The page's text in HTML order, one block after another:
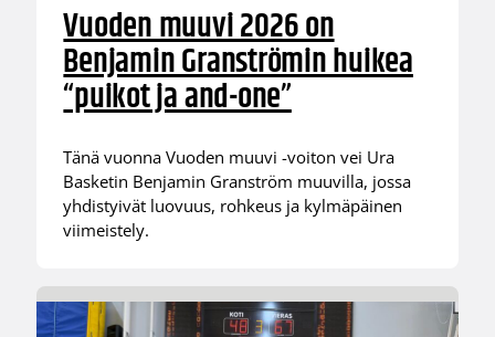
Vuoden muuvi 2026 on
Benjamin Granströmin huikea
“puikot ja and-one”
Tänä vuonna Vuoden muuvi -voiton vei Ura
Basketin Benjamin Granström muuvilla, jossa
yhdistyivät luovuus, rohkeus ja kylmäpäinen
viimeistely.